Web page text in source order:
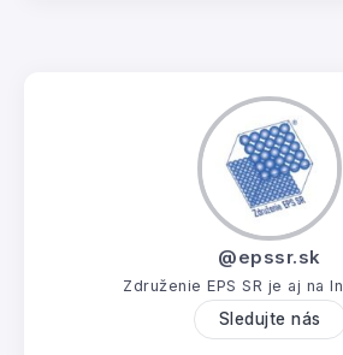
@epssr.sk
Združenie EPS SR je aj na
Sledujte nás